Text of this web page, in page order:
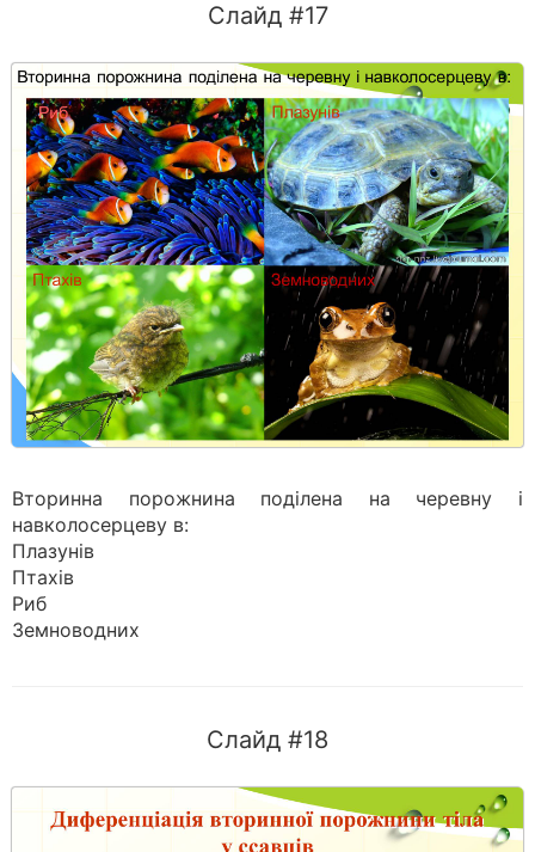
Слайд #17
Вторинна порожнина поділена на черевну і
навколосерцеву в:
Плазунів
Птахів
Риб
Земноводних
Слайд #18